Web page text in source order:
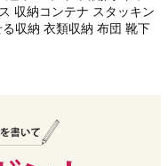
収納コンテナ スタッキン
収納 衣類収納 布団 靴下